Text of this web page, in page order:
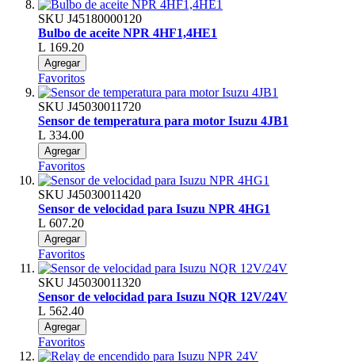
SKU J45180000120
Bulbo de aceite NPR 4HF1,4HE1
L 169.20
Agregar
Favoritos
SKU J45030011720
Sensor de temperatura para motor Isuzu 4JB1
L 334.00
Agregar
Favoritos
SKU J45030011420
Sensor de velocidad para Isuzu NPR 4HG1
L 607.20
Agregar
Favoritos
SKU J45030011320
Sensor de velocidad para Isuzu NQR 12V/24V
L 562.40
Agregar
Favoritos